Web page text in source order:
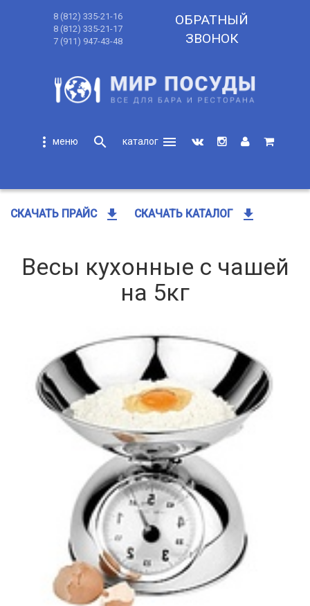
8 (812) 335-21-16
8 (812) 335-21-17
7 (911) 947-43-48
ОБРАТНЫЙ
ЗВОНОК
more_vert search
menu
СКАЧАТЬ ПРАЙС get_app СКАЧАТЬ КАТАЛОГ get_app
Весы кухонные с чашей
на 5кг